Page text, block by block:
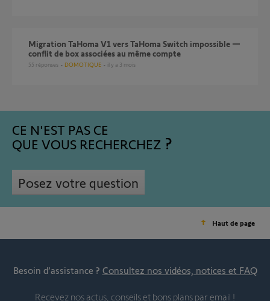
Migration TaHoma V1 vers TaHoma Switch impossible —
conflit de box associées au même compte
55 réponses DOMOTIQUE il y a 3 mois
CE N'EST PAS CE
QUE VOUS RECHERCHEZ
Posez votre question
Haut de page
Besoin d’assistance ? Consultez nos vidéos, notices et FAQ
Recevez nos actus, conseils et bons plans par email !